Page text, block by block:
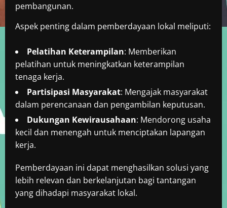
pembangunan.
Aspek penting dalam pemberdayaan lokal meliputi:
Pelatihan Keterampilan: Memberikan
pelatihan untuk meningkatkan keterampilan
tenaga kerja.
Partisipasi Masyarakat: Mengajak masyarakat
dalam perencanaan dan pengambilan keputusan.
Dukungan Kewirausahaan: Mendorong usaha
kecil dan menengah untuk menciptakan lapangan
kerja.
Pemberdayaan ini dapat menghasilkan solusi yang
lebih relevan dan berkelanjutan bagi tantangan
yang dihadapi masyarakat lokal.